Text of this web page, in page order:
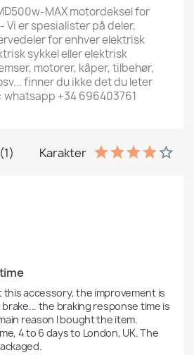
MAX motordeksel for
Vi er spesialister på deler,
for enhver elektrisk
sykkel eller elektrisk
motorer, kåper, tilbehør,
finner du ikke det du leter
+34 696403761
Karakter
this accessory, the improvement is
brake... the braking response time is
reason I bought the item.
4 to 6 days to London, UK. The